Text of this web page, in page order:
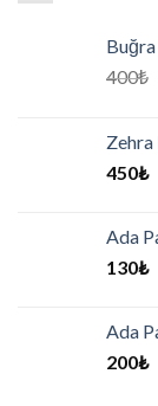
400₺
Zehra
450₺
Ada
130₺
Ada
200₺